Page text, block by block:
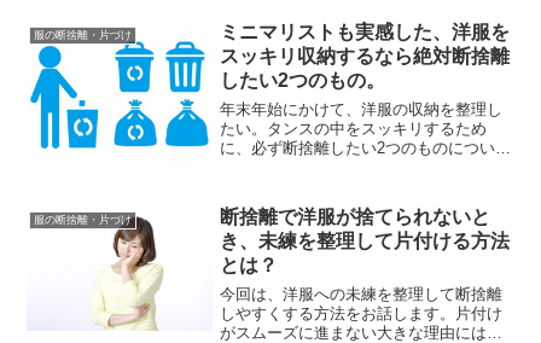
服の断捨離・片づけ
ミニマリストも実感した、洋服を
スッキリ収納するなら絶対断捨離
したい2つのもの。
年末年始にかけて、洋服の収納を整理し
たい。タンスの中をスッキリするため
に、必ず断捨離したい2つのものについて
ラな枯れ女。そんな私がミニマリスト的
な収納にできたのは、「断...
服の断捨離・片づけ
断捨離で洋服が捨てられないと
き、未練を整理して片付ける方法
とは？
今回は、洋服への未練を整理して断捨離
しやすくする方法をお話します。片付け
がスムーズに進まない大きな理由には、